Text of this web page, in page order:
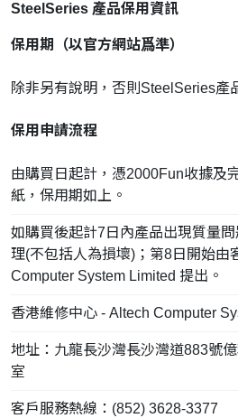
SteelSeries 產品保用資訊
保用期（以官方網站爲準）
除非另有說明，否則SteelSeries產
保用申請流程
由購買日起計，憑2000Fun收據及
紙，保用期如上。
如購買後起計7日內產品出現質量
理(不包括人為損壞)；第8日開始由
Computer System Limited 提出。
香港維修中心 - Altech Computer
地址：九龍長沙灣長沙灣道883號
室
客戶服務熱線：(852) 3628-3377